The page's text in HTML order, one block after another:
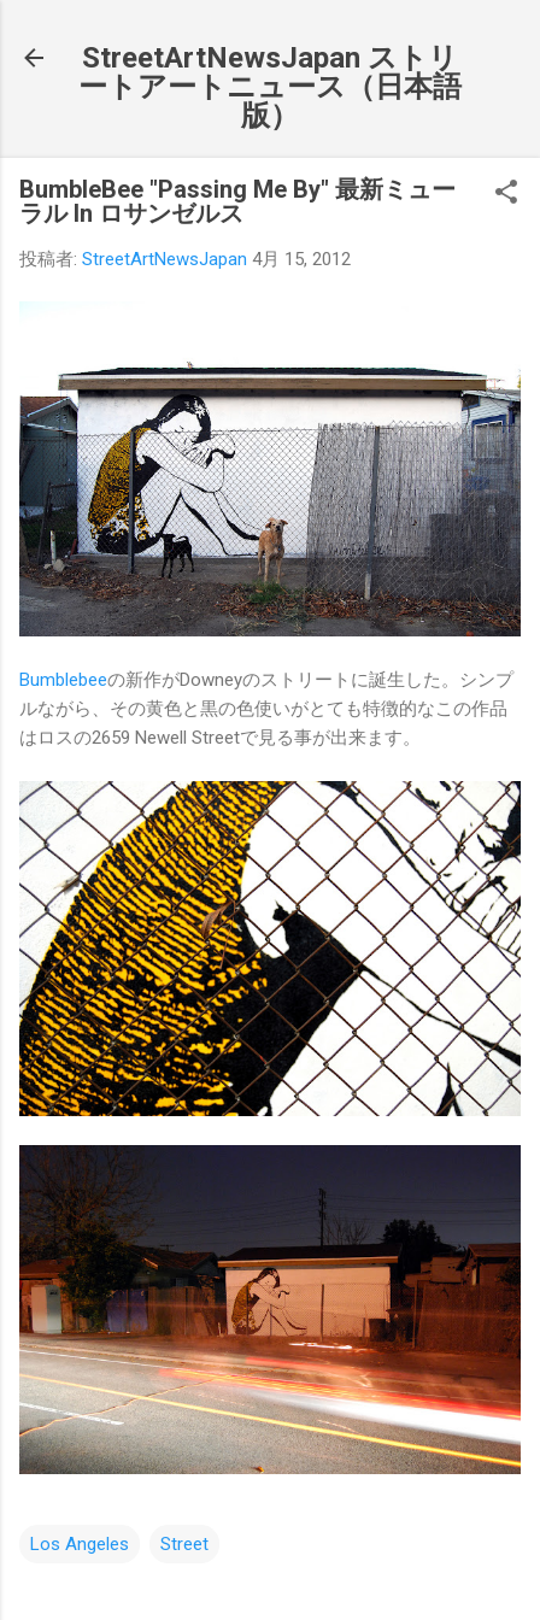
StreetArtNewsJapan ストリ
ートアートニュース（日本語
版）
BumbleBee "Passing Me By" 最新ミュー
ラル In ロサンゼルス
投稿者: StreetArtNewsJapan 4月 15, 2012
Bumblebeeの新作がDowneyのストリートに誕生した。シンプ
ルながら、その黄色と黒の色使いがとても特徴的なこの作品
はロスの2659 Newell Streetで見る事が出来ます。
Los Angeles Street